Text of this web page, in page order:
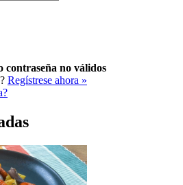
contraseña no válidos
Regístrese ahora »